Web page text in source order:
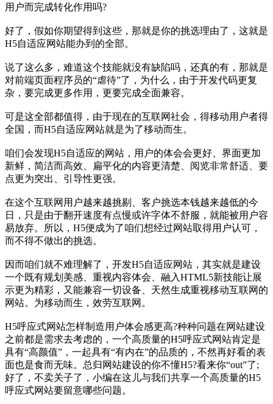
用户而完成转化作用吗?
好了，假如你期望得到这些，那就是你的挑选理由了，这就是
H5自适应网站能办到的全部。
说了这么多，难道这个技能就没有缺陷吗，还真的有，那就是
对前端页面程序员的“虐待”了，为什么，由于开发代码更复
杂，要完成更多作用，更要完成全面兼容。
可是这全部都值得，由于现在的互联网社会，得移动用户者得
全国，而H5自适应网站就是为了移动而生。
咱们会发现H5自适应的网站，用户的体会会更好、界面更加
新鲜，简洁而高效、扁平化的内容更清楚、阅览非常舒适、要
点更为突出、引导性更强。
在这个互联网用户越来越挑剔、客户挑选本钱越来越低的今
日，只是由于翻开速度有点慢或许字体不舒服，就能被用户容
易放弃。所以，H5便成为了咱们想经过网站取得用户认可，
而不得不做出的挑选。
因而咱们就不难理解了，开发H5自适应网站，其实就是建设
一个既有规划美感、重视内容体会、融入HTML5新技能让展
示更为精彩，又能兼容一切设备、天然生成重视移动互联网的
网站。为移动而生，效劳互联网。
H5呼应式网站怎样制造用户体会感更高?种种问题在网站建设
之前都是需求去考虑的，一个高质量的H5呼应式网站肯定是
具有“高颜值”，一起具有“有内在”的品质的，不然再好看的表
面也是食而无味。总归网站建设的你不懂H5?看来你“out”了;
好了，不卖关子了，小编在这儿与我们共享一个高质量的H5
呼应式网站要留意哪些问题。